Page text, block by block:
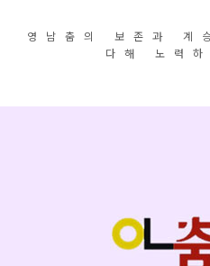
영남춤의 보존과 계
다해 노력